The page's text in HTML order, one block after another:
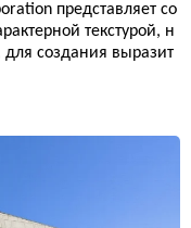
представляет со
текстурой, н
создания выразит